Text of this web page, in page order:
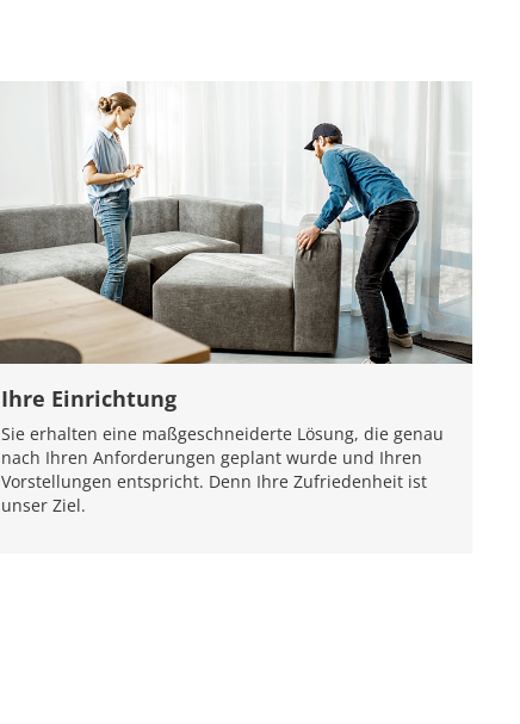
Ihre Einrichtung
Sie erhalten eine maßgeschneiderte Lösung, die genau
nach Ihren Anforderungen geplant wurde und Ihren
Vorstellungen entspricht. Denn Ihre Zufriedenheit ist
unser Ziel.